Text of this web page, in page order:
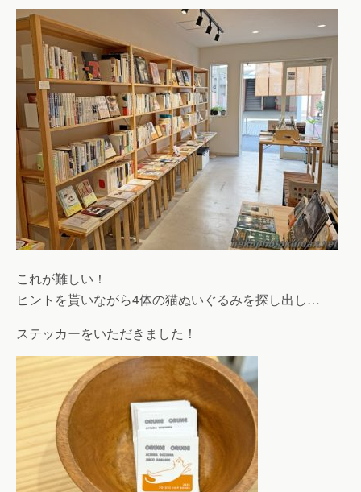
これが難しい！
ヒントを貰いながら4体の猫ぬいぐるみを探し出し…
ステッカーをいただきました！